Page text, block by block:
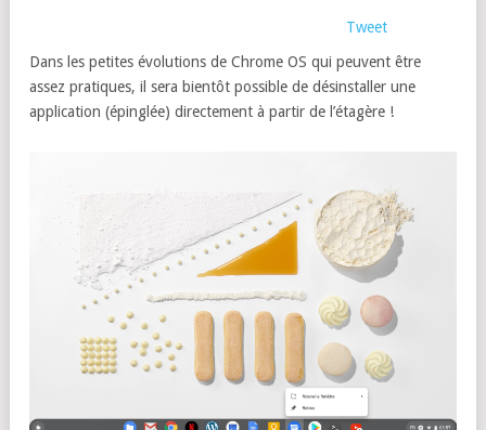
Tweet
Dans les petites évolutions de Chrome OS qui peuvent être
assez pratiques, il sera bientôt possible de désinstaller une
application (épinglée) directement à partir de l’étagère !